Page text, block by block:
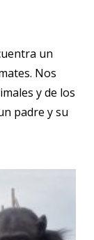
un
Nos
y de los
padre y su